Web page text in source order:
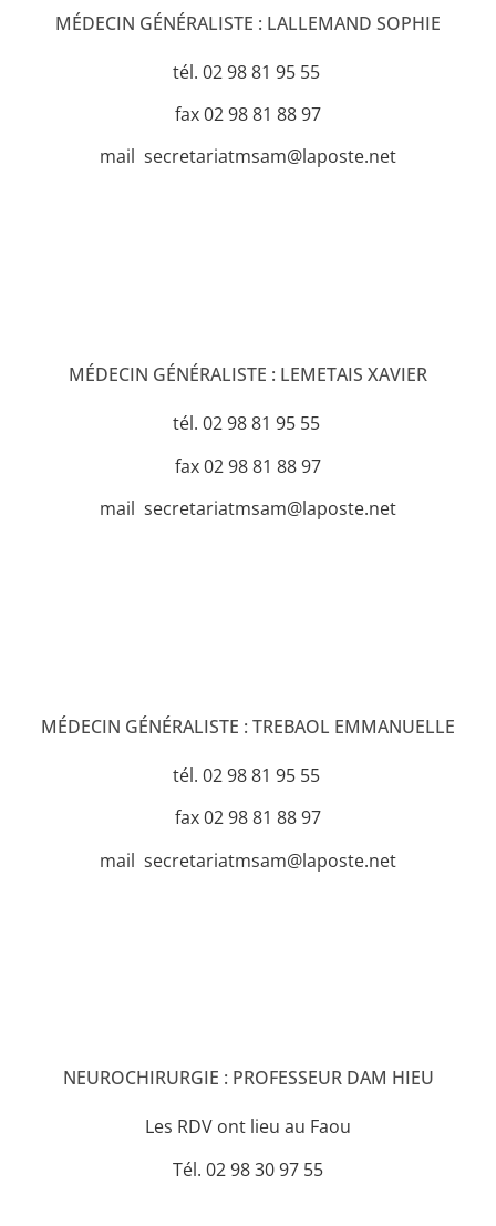
MÉDECIN GÉNÉRALISTE : LALLEMAND SOPHIE
tél. 02 98 81 95 55
fax 02 98 81 88 97
mail secretariatmsam@laposte.net
MÉDECIN GÉNÉRALISTE : LEMETAIS XAVIER
tél. 02 98 81 95 55
fax 02 98 81 88 97
mail secretariatmsam@laposte.net
MÉDECIN GÉNÉRALISTE : TREBAOL EMMANUELLE
tél. 02 98 81 95 55
fax 02 98 81 88 97
mail secretariatmsam@laposte.net
NEUROCHIRURGIE : PROFESSEUR DAM HIEU
Les RDV ont lieu au Faou
Tél. 02 98 30 97 55